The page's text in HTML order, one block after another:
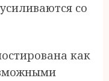
со
как